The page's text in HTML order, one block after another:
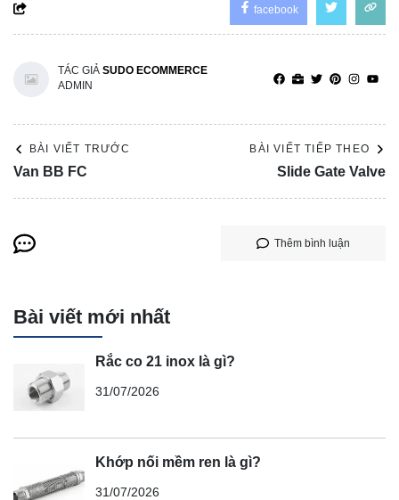
facebook
TÁC GIẢ SUDO ECOMMERCE
ADMIN
BÀI VIẾT TRƯỚC
Van BB FC
BÀI VIẾT TIẾP THEO
Slide Gate Valve
Thêm bình luận
Bài viết mới nhất
Rắc co 21 inox là gì?
31/07/2026
Khớp nối mềm ren là gì?
31/07/2026